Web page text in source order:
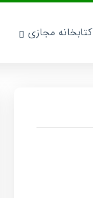
کتابخانه مجازی